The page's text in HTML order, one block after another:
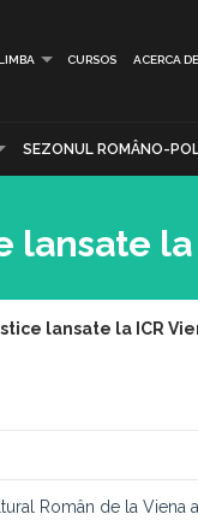
CURSOS ACERCA
SEZONUL ROMÂNO-
la
lansate la ICR
Român de la